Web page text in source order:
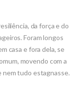
da força e do
Foram longos
casa e fora dela, se
movendo com a
nem tudo estagnasse.